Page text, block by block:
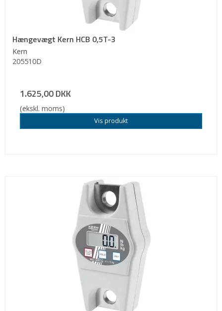
Hængevægt Kern HCB 0,5T-3
Kern
205510D
1.625,00 DKK
(ekskl. moms)
Vis produkt